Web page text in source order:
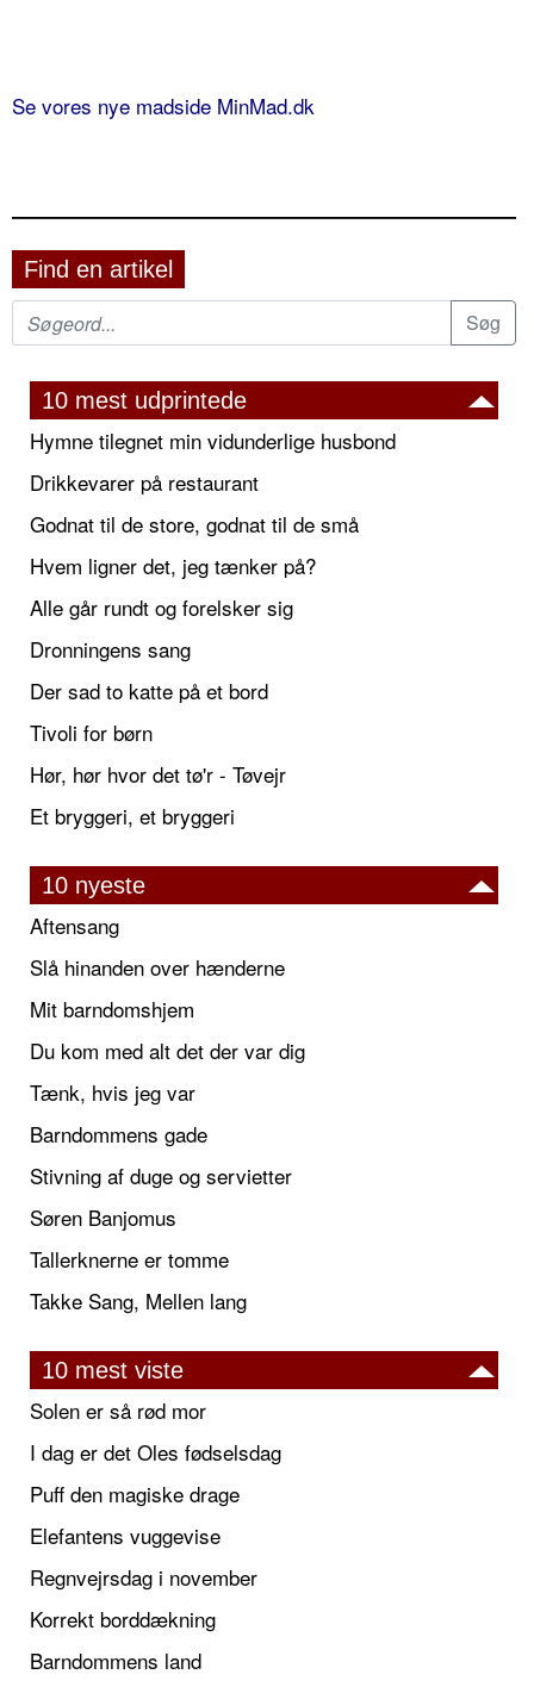
Se vores nye madside MinMad.dk
Find en artikel
10 mest udprintede
Hymne tilegnet min vidunderlige husbond
Drikkevarer på restaurant
Godnat til de store, godnat til de små
Hvem ligner det, jeg tænker på?
Alle går rundt og forelsker sig
Dronningens sang
Der sad to katte på et bord
Tivoli for børn
Hør, hør hvor det tø'r - Tøvejr
Et bryggeri, et bryggeri
10 nyeste
Aftensang
Slå hinanden over hænderne
Mit barndomshjem
Du kom med alt det der var dig
Tænk, hvis jeg var
Barndommens gade
Stivning af duge og servietter
Søren Banjomus
Tallerknerne er tomme
Takke Sang, Mellen lang
10 mest viste
Solen er så rød mor
I dag er det Oles fødselsdag
Puff den magiske drage
Elefantens vuggevise
Regnvejrsdag i november
Korrekt borddækning
Barndommens land